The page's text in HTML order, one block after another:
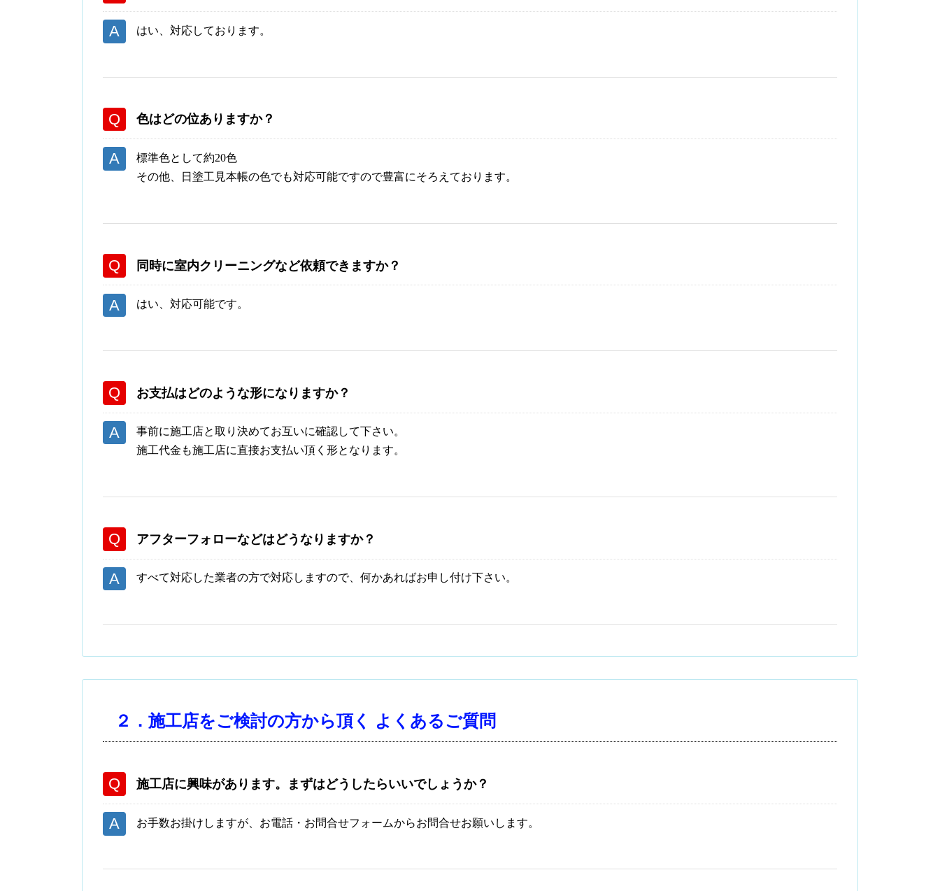
はい、対応しております。
色はどの位ありますか？
標準色として約20色
その他、日塗工見本帳の色でも対応可能ですので豊富にそろえております。
同時に室内クリーニングなど依頼できますか？
はい、対応可能です。
お支払はどのような形になりますか？
事前に施工店と取り決めてお互いに確認して下さい。
施工代金も施工店に直接お支払い頂く形となります。
アフターフォローなどはどうなりますか？
すべて対応した業者の方で対応しますので、何かあればお申し付け下さい。
２．施工店をご検討の方から頂く よくあるご質問
施工店に興味があります。まずはどうしたらいいでしょうか？
お手数お掛けしますが、お電話・お問合せフォームからお問合せお願いします。